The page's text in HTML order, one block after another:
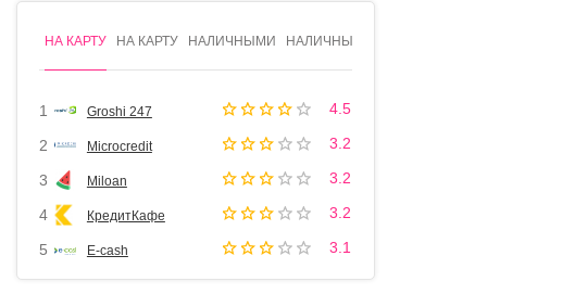
НА КАРТУ НА КАРТУ НАЛИЧНЫМИ НАЛИЧНЫМИ
1 Groshi 247 4.5
2 Microcredit 3.2
3 Miloan 3.2
4 КредитКафе 3.2
5 Е-cash 3.1